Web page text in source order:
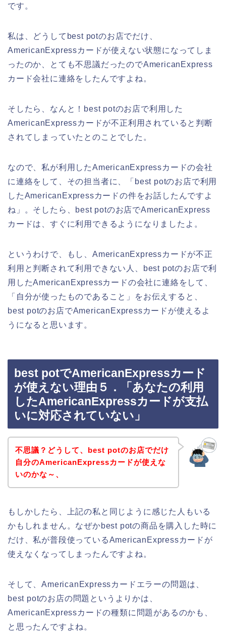
です。
私は、どうしてbest potのお店でだけ、
AmericanExpressカードが使えない状態になってしま
ったのか、とても不思議だったのでAmericanExpress
カード会社に連絡をしたんですよね。
そしたら、なんと！best potのお店で利用した
AmericanExpressカードが不正利用されていると判断
されてしまっていたとのことでした。
なので、私が利用したAmericanExpressカードの会社
に連絡をして、その担当者に、「best potのお店で利用
したAmericanExpressカードの件をお話したんですよ
ね」。そしたら、best potのお店でAmericanExpress
カードは、すぐに利用できるようになりましたよ。
というわけで、もし、AmericanExpressカードが不正
利用と判断されて利用できない人、best potのお店で利
用したAmericanExpressカードの会社に連絡をして、
「自分が使ったものであること」をお伝えすると、
best potのお店でAmericanExpressカードが使えるよ
うになると思います。
best potでAmericanExpressカード
が使えない理由５．「あなたの利用
したAmericanExpressカードが支払
いに対応されていない」
不思議？どうして、best potのお店でだけ
自分のAmericanExpressカードが使えな
いのかな～、
もしかしたら、上記の私と同じように感じた人もいる
かもしれません。なぜかbest potの商品を購入した時に
だけ、私が普段使っているAmericanExpressカードが
使えなくなってしまったんですよね。
そして、AmericanExpressカードエラーの問題は、
best potのお店の問題というよりかは、
AmericanExpressカードの種類に問題があるのかも、
と思ったんですよね。